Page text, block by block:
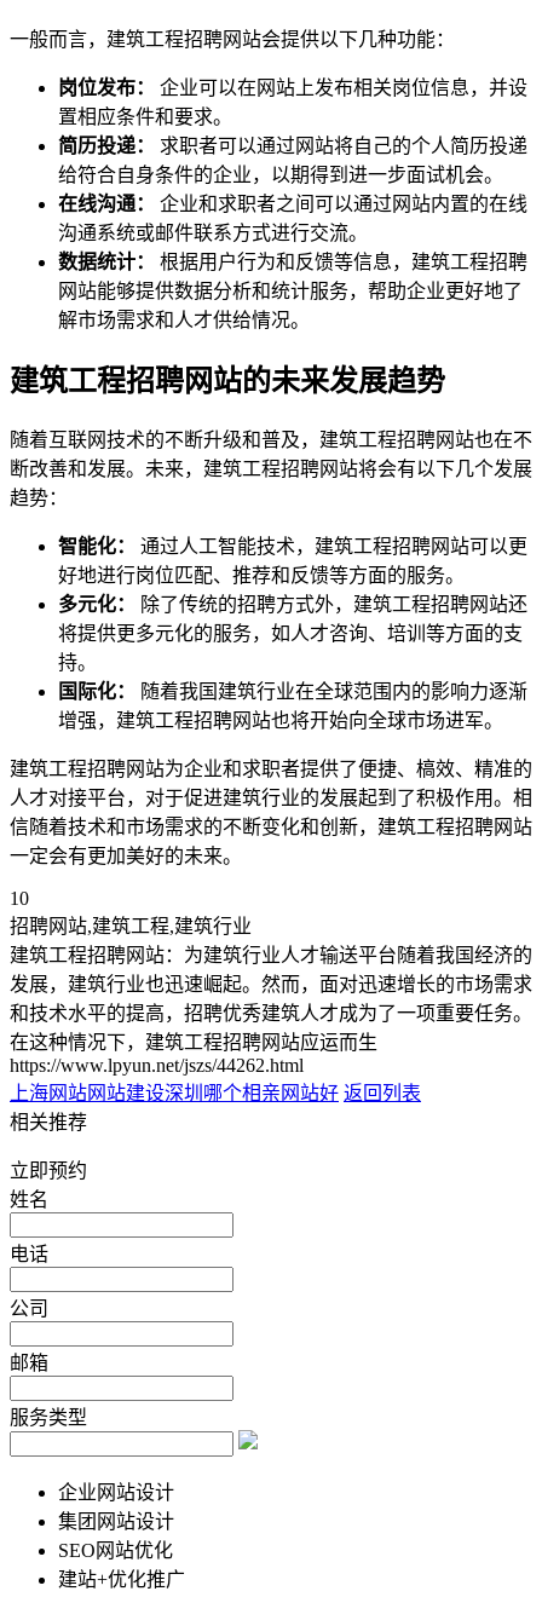
一般而言，建筑工程招聘网站会提供以下几种功能：
岗位发布： 企业可以在网站上发布相关岗位信息，并设
置相应条件和要求。
简历投递： 求职者可以通过网站将自己的个人简历投递
给符合自身条件的企业，以期得到进一步面试机会。
在线沟通： 企业和求职者之间可以通过网站内置的在线
沟通系统或邮件联系方式进行交流。
数据统计： 根据用户行为和反馈等信息，建筑工程招聘
网站能够提供数据分析和统计服务，帮助企业更好地了
解市场需求和人才供给情况。
建筑工程招聘网站的未来发展趋势
随着互联网技术的不断升级和普及，建筑工程招聘网站也在不
断改善和发展。未来，建筑工程招聘网站将会有以下几个发展
趋势：
智能化： 通过人工智能技术，建筑工程招聘网站可以更
好地进行岗位匹配、推荐和反馈等方面的服务。
多元化：
除了传统的招聘方式外，建筑工程招聘网站还
将提供更多元化的服务，如人才咨询、培训等方面的支
持。
国际化：
随着我国建筑行业在全球范围内的影响力逐渐
增强，建筑工程招聘网站也将开始向全球市场进军。
建筑工程招聘网站为企业和求职者提供了便捷、槁效、精准的
人才对接平台，对于促进建筑行业的发展起到了积极作用。相
信随着技术和市场需求的不断变化和创新，建筑工程招聘网站
一定会有更加美好的未来。
10
招聘网站,建筑工程,建筑行业
建筑工程招聘网站：为建筑行业人才输送平台随着我国经济的
发展，建筑行业也迅速崛起。然而，面对迅速增长的市场需求
和技术水平的提高，招聘优秀建筑人才成为了一项重要任务。
在这种情况下，建筑工程招聘网站应运而生
https://www.lpyun.net/jszs/44262.html
上海网站网站建设深圳哪个相亲网站好 返回列表
相关推荐
立即预约
姓名
电话
公司
邮箱
服务类型
企业网站设计
集团网站设计
SEO网站优化
建站+优化推广